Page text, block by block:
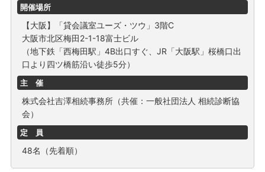
開催場所
【大阪】「貸会議室ユーズ・ツウ」3階C
大阪市北区梅田2-1-18富士ビル
（地下鉄「西梅田駅」4B出口すぐ、JR「大阪駅」桜橋口出
口より四ツ橋筋沿い徒歩5分）
主 催
株式会社吉澤相続事務所（共催：一般社団法人 相続診断協
会）
定 員
48名（先着順）